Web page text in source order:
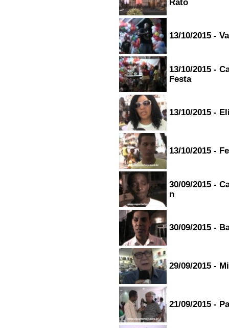
Rato
13/10/2015 -
13/10/2015 -
Festa
13/10/2015 -
13/10/2015 -
30/09/2015 -
n
30/09/2015 -
29/09/2015 -
21/09/2015 -